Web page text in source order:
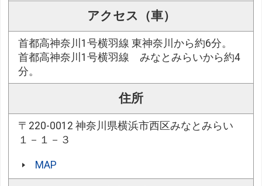
アクセス（車）
首都高神奈川1号横羽線 東神奈川から約6分。
首都高神奈川1号横羽線 みなとみらいから約4
分。
住所
〒220-0012 神奈川県横浜市西区みなとみらい
１－１－３
MAP